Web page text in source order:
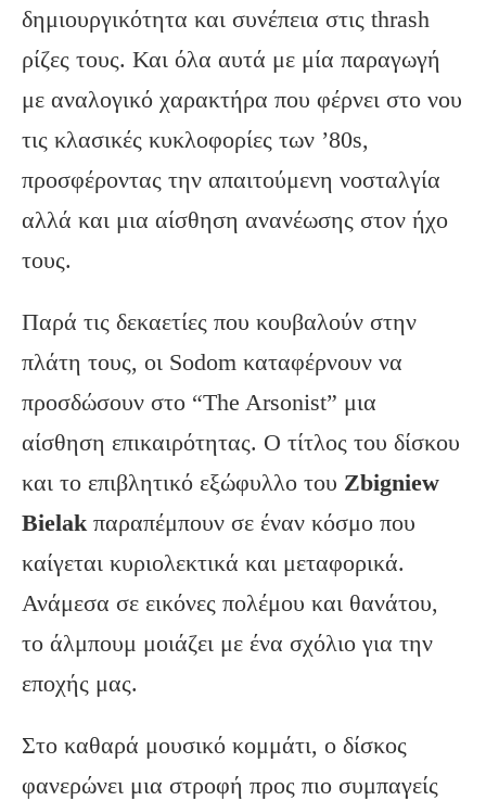
δημιουργικότητα και συνέπεια στις thrash
ρίζες τους. Και όλα αυτά με μία παραγωγή
με αναλογικό χαρακτήρα που φέρνει στο νου
τις κλασικές κυκλοφορίες των ’80s,
προσφέροντας την απαιτούμενη νοσταλγία
αλλά και μια αίσθηση ανανέωσης στον ήχο
τους.
Παρά τις δεκαετίες που κουβαλούν στην
πλάτη τους, οι Sodom καταφέρνουν να
προσδώσουν στο “The Arsonist” μια
αίσθηση επικαιρότητας. Ο τίτλος του δίσκου
και το επιβλητικό εξώφυλλο του Zbigniew
Bielakπαραπέμπουν σε έναν κόσμο που
καίγεται κυριολεκτικά και μεταφορικά.
Ανάμεσα σε εικόνες πολέμου και θανάτου,
το άλμπουμ μοιάζει με ένα σχόλιο για την
εποχής μας.
Στο καθαρά μουσικό κομμάτι, ο δίσκος
φανερώνει μια στροφή προς πιο συμπαγείς